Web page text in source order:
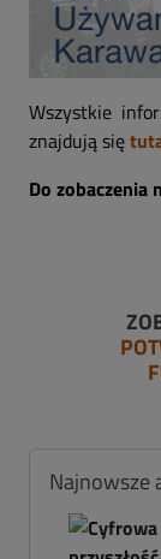
Wszystkie
znajdują się
Do zobaczenia
Najnowsze